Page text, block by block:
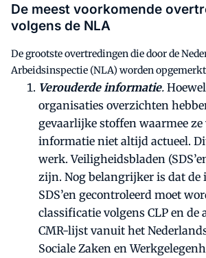
De meest voorkomende
volgens de NLA
De grootste overtredingen die door de
Arbeidsinspectie (NLA) worden
Verouderde informatie.
organisaties overzichten
gevaarlijke stoffen waarmee ze
informatie niet altijd actueel.
werk. Veiligheidsbladen
zijn. Nog belangrijker is dat
SDS’en gecontroleerd moet
classificatie volgens CLP en de
CMR-lijst vanuit het
Sociale Zaken en